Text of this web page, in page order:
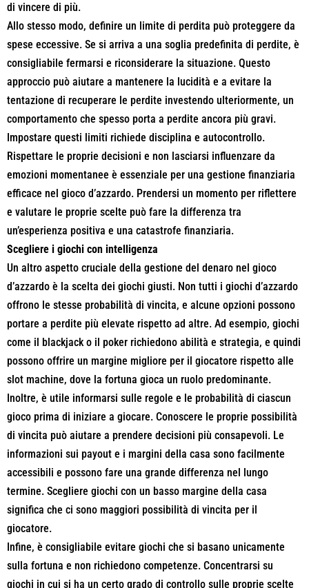
di vincere di più.
Allo stesso modo, definire un limite di perdita può proteggere da
spese eccessive. Se si arriva a una soglia predefinita di perdite, è
consigliabile fermarsi e riconsiderare la situazione. Questo
approccio può aiutare a mantenere la lucidità e a evitare la
tentazione di recuperare le perdite investendo ulteriormente, un
comportamento che spesso porta a perdite ancora più gravi.
Impostare questi limiti richiede disciplina e autocontrollo.
Rispettare le proprie decisioni e non lasciarsi influenzare da
emozioni momentanee è essenziale per una gestione finanziaria
efficace nel gioco d’azzardo. Prendersi un momento per riflettere
e valutare le proprie scelte può fare la differenza tra
un’esperienza positiva e una catastrofe finanziaria.
Scegliere i giochi con intelligenza
Un altro aspetto cruciale della gestione del denaro nel gioco
d’azzardo è la scelta dei giochi giusti. Non tutti i giochi d’azzardo
offrono le stesse probabilità di vincita, e alcune opzioni possono
portare a perdite più elevate rispetto ad altre. Ad esempio, giochi
come il blackjack o il poker richiedono abilità e strategia, e quindi
possono offrire un margine migliore per il giocatore rispetto alle
slot machine, dove la fortuna gioca un ruolo predominante.
Inoltre, è utile informarsi sulle regole e le probabilità di ciascun
gioco prima di iniziare a giocare. Conoscere le proprie possibilità
di vincita può aiutare a prendere decisioni più consapevoli. Le
informazioni sui payout e i margini della casa sono facilmente
accessibili e possono fare una grande differenza nel lungo
termine. Scegliere giochi con un basso margine della casa
significa che ci sono maggiori possibilità di vincita per il
giocatore.
Infine, è consigliabile evitare giochi che si basano unicamente
sulla fortuna e non richiedono competenze. Concentrarsi su
giochi in cui si ha un certo grado di controllo sulle proprie scelte